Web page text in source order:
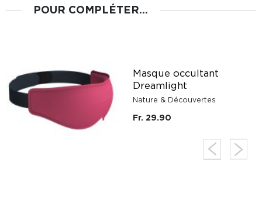
POUR COMPLÉTER...
Masque occultant
Dreamlight
Nature & Découvertes
Fr. 29.90